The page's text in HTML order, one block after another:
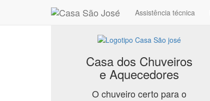
Assistência técnica
Casa dos Chuveiros
e Aquecedores
O chuveiro certo para o